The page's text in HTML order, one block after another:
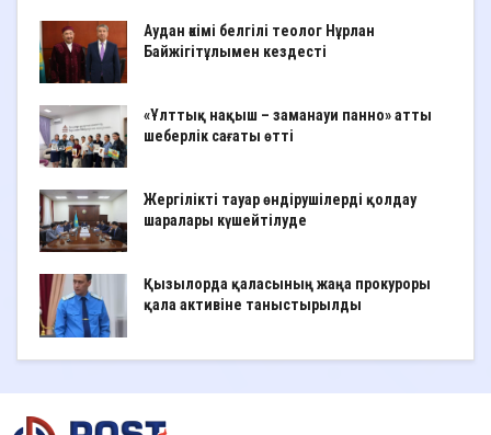
Аудан әкімі белгілі теолог Нұрлан
Байжігітұлымен кездесті
«Ұлттық нақыш – заманауи панно» атты
шеберлік сағаты өтті
Жергілікті тауар өндірушілерді қолдау
шаралары күшейтілуде
Қызылорда қаласының жаңа прокуроры
қала активіне таныстырылды